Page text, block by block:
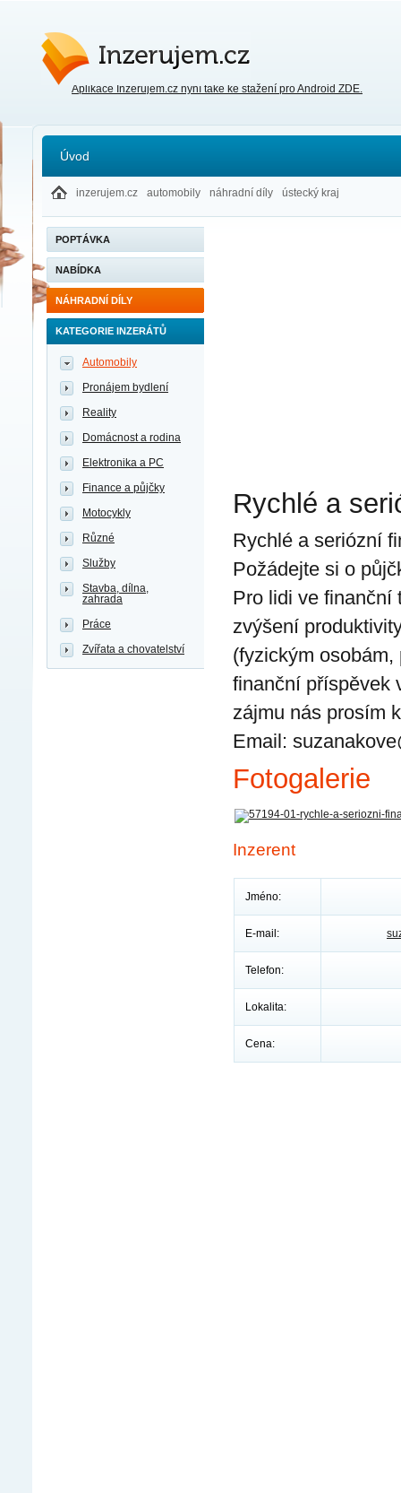
Inzerujem.cz
Aplikace Inzerujem.cz nyní také ke stažení pro Android ZDE.
Úvod
inzerujem.cz automobily náhradní díly ústecký kraj
Rychlé a
Rychlé a seriózní
Požádejte si o
Pro lidi ve finanční
zvýšení
(fyzickým
finanční příspěvek
zájmu nás prosím
Email:
Fotogalerie
Inzerent
Jméno:
E-mail:
Telefon:
Lokalita:
Cena:
POPTÁVKA
NABÍDKA
NÁHRADNÍ DÍLY
KATEGORIE INZERÁTŮ
Automobily
Pronájem bydlení
Reality
Domácnost a rodina
Elektronika a PC
Finance a půjčky
Motocykly
Různé
Služby
Stavba, dílna,
zahrada
Práce
Zvířata a chovatelství